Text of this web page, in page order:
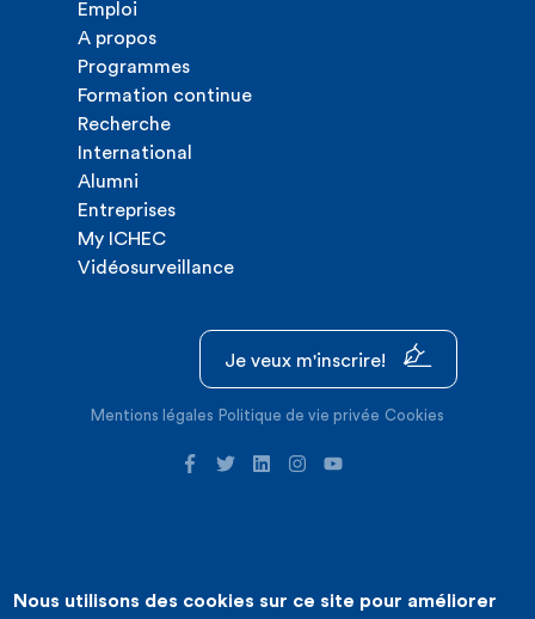
Emploi
A propos
Programmes
Formation continue
Recherche
International
Alumni
Entreprises
My ICHEC
Vidéosurveillance
Je veux m'inscrire!
Mentions légales Politique de vie privée Cookies
©2026 ICHEC |Création de site internet : Expansion
Nous utilisons des cookies sur ce site pour améliorer